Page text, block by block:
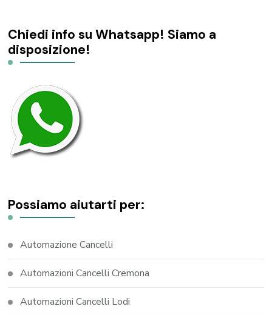
Chiedi info su Whatsapp! Siamo a
disposizione!
Possiamo aiutarti per:
Automazione Cancelli
Automazioni Cancelli Cremona
Automazioni Cancelli Lodi